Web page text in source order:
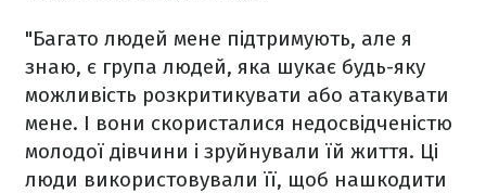
"Багато людей мене підтримують, але я
знаю, є група людей, яка шукає будь-яку
можливість розкритикувати або атакувати
мене. І вони скористалися недосвідченістю
молодої дівчини і зруйнували їй життя. Ці
люди використовували її, щоб нашкодити